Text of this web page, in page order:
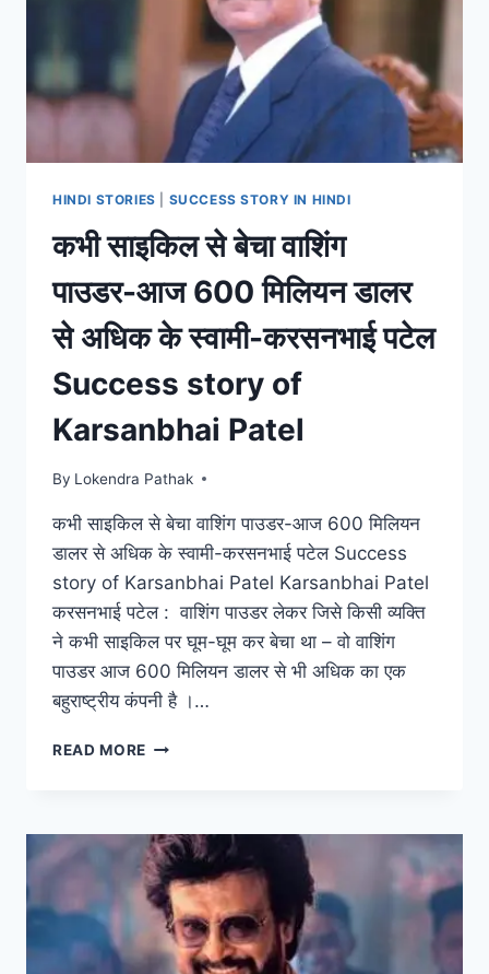
INSPIRATIONAL
SUCCESS
STORY
LIJJAT
HINDI STORIES SUCCESS STORY IN HINDI
कभी साइकिल से बेचा वाशिंग
पाउडर-आज 600 मिलियन डालर
से अधिक के स्वामी-करसनभाई पटेल
Success story of
Karsanbhai Patel
By Lokendra Pathak
कभी साइकिल से बेचा वाशिंग पाउडर-आज 600 मिलियन
डालर से अधिक के स्वामी-करसनभाई पटेल Success
story of Karsanbhai Patel Karsanbhai Patel
करसनभाई पटेल : वाशिंग पाउडर लेकर जिसे किसी व्यक्ति
ने कभी साइकिल पर घूम-घूम कर बेचा था – वो वाशिंग
पाउडर आज 600 मिलियन डालर से भी अधिक का एक
बहुराष्ट्रीय कंपनी है ।…
READ MORE कभी
वाशिंग
पाउडर-
आज
600
मिलियन
डालर